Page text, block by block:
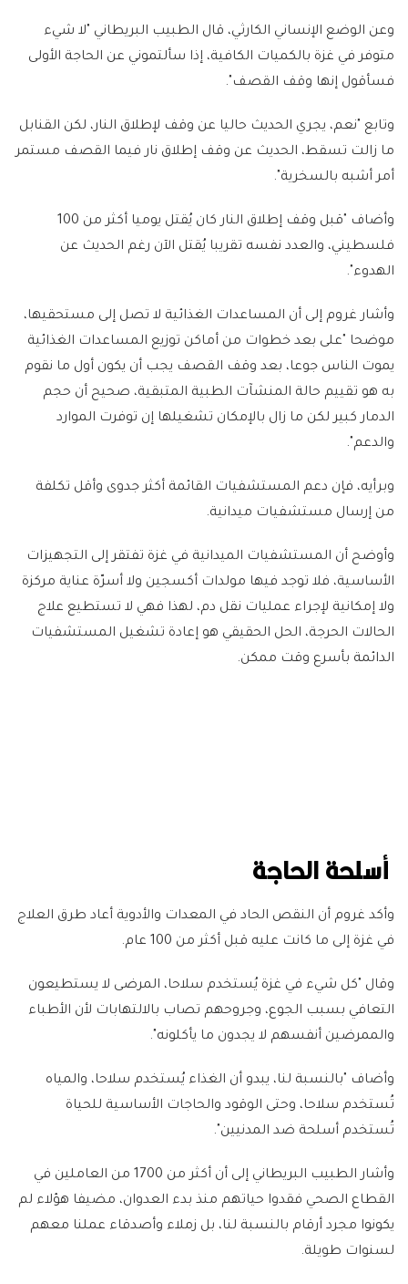
وعن الوضع الإنساني الكارثي، قال الطبيب البريطاني "لا شيء
متوفر في غزة بالكميات الكافية، إذا سألتموني عن الحاجة الأولى
فسأقول إنها وقف القصف".
وتابع "نعم، يجري الحديث حاليا عن وقف لإطلاق النار، لكن القنابل
ما زالت تسقط، الحديث عن وقف إطلاق نار فيما القصف مستمر
أمر أشبه بالسخرية".
وأضاف "قبل وقف إطلاق النار كان يُقتل يوميا أكثر من 100
فلسطيني، والعدد نفسه تقريبا يُقتل الآن رغم الحديث عن
الهدوء".
وأشار غروم إلى أن المساعدات الغذائية لا تصل إلى مستحقيها،
موضحا "على بعد خطوات من أماكن توزيع المساعدات الغذائية
يموت الناس جوعا، بعد وقف القصف يجب أن يكون أول ما نقوم
به هو تقييم حالة المنشآت الطبية المتبقية، صحيح أن حجم
الدمار كبير لكن ما زال بالإمكان تشغيلها إن توفرت الموارد
والدعم".
وبرأيه، فإن دعم المستشفيات القائمة أكثر جدوى وأقل تكلفة
من إرسال مستشفيات ميدانية.
وأوضح أن المستشفيات الميدانية في غزة تفتقر إلى التجهيزات
الأساسية، فلا توجد فيها مولدات أكسجين ولا أسرّة عناية مركزة
ولا إمكانية لإجراء عمليات نقل دم، لهذا فهي لا تستطيع علاج
الحالات الحرجة، الحل الحقيقي هو إعادة تشغيل المستشفيات
الدائمة بأسرع وقت ممكن.
أسلحة الحاجة
وأكد غروم أن النقص الحاد في المعدات والأدوية أعاد طرق العلاج
في غزة إلى ما كانت عليه قبل أكثر من 100 عام.
وقال "كل شيء في غزة يُستخدم سلاحا، المرضى لا يستطيعون
التعافي بسبب الجوع، وجروحهم تصاب بالالتهابات لأن الأطباء
والممرضين أنفسهم لا يجدون ما يأكلونه".
وأضاف "بالنسبة لنا، يبدو أن الغذاء يُستخدم سلاحا، والمياه
تُستخدم سلاحا، وحتى الوقود والحاجات الأساسية للحياة
تُستخدم أسلحة ضد المدنيين".
وأشار الطبيب البريطاني إلى أن أكثر من 1700 من العاملين في
القطاع الصحي فقدوا حياتهم منذ بدء العدوان، مضيفا هؤلاء لم
يكونوا مجرد أرقام بالنسبة لنا، بل زملاء وأصدقاء عملنا معهم
لسنوات طويلة.